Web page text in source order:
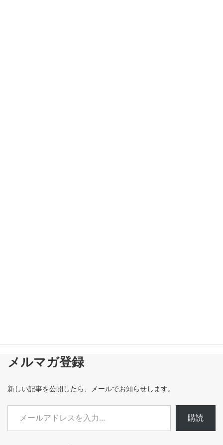
メルマガ登録
新しい記事を公開したら、メールでお知らせします。
メールアドレスを入力...
購読